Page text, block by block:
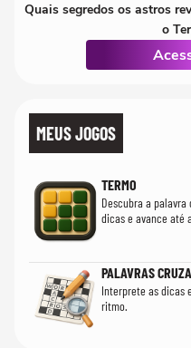
Quais segredos os astros
o
MEUS JOGOS
TERMO
Descubra a
dicas e avance até
PALAVRAS
Interprete as dicas
ritmo.